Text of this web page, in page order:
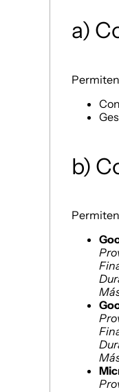
a)
b)